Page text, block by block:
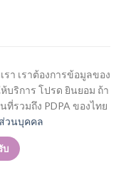
า เราต้องการข้อมูลของ
บริการ โปรด ยินยอม ถ้า
รวมถึง PDPA ของไทย
วนบุคคล
บ
บบ
Theme